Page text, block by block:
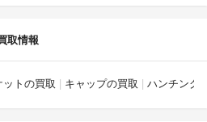
取情報
トの買取 キャップの買取 ハンチング/